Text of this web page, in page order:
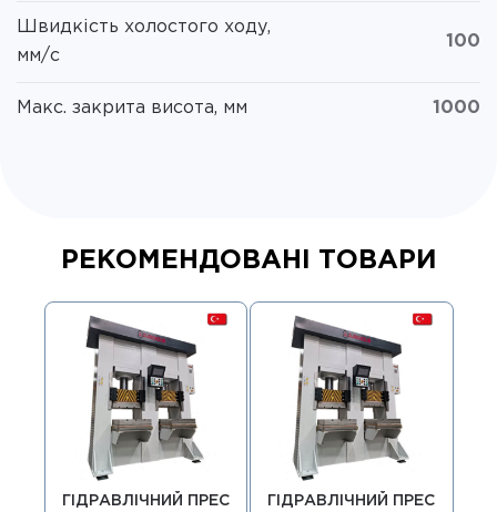
Швидкість холостого ходу,
мм/с
100
Макс. закрита висота, мм 1000
РЕКОМЕНДОВАНІ ТОВАРИ
ГІДРАВЛІЧНИЙ ПРЕС
ГІДРАВЛІЧНИЙ ПРЕС